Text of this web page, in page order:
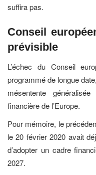
suffira pas.
Conseil
prévisible
L’échec du Conseil
programmé de longue
mésentente
financière de l’Europe.
Pour mémoire, le
le 20 février 2020 avait
d’adopter un cadre
2027.